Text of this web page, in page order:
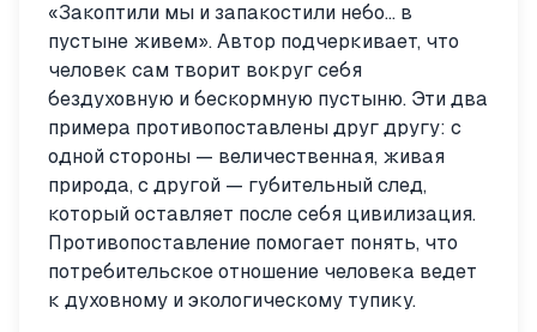
«Закоптили мы и запакостили небо... в
пустыне живем». Автор подчеркивает, что
человек сам творит вокруг себя
бездуховную и бескормную пустыню. Эти два
примера противопоставлены друг другу: с
одной стороны — величественная, живая
природа, с другой — губительный след,
который оставляет после себя цивилизация.
Противопоставление помогает понять, что
потребительское отношение человека ведет
к духовному и экологическому тупику.